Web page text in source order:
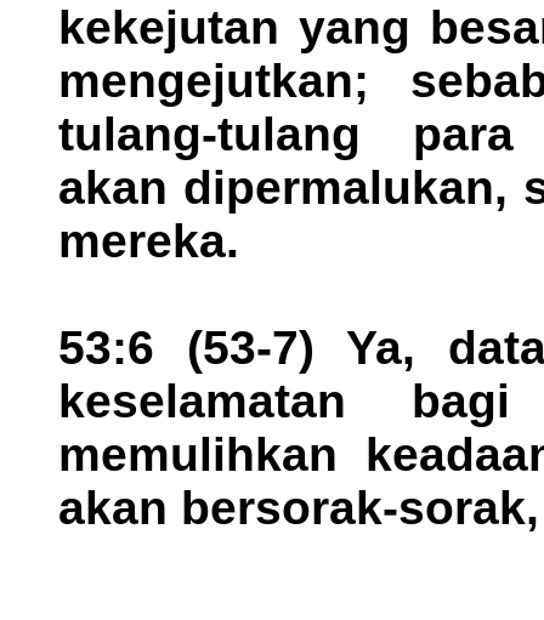
kekejutan yang
mengejutkan;
tulang-tulang para
akan dipermalukan,
mereka.
53:6 (53-7) Ya,
keselamatan
memulihkan
akan bersorak-